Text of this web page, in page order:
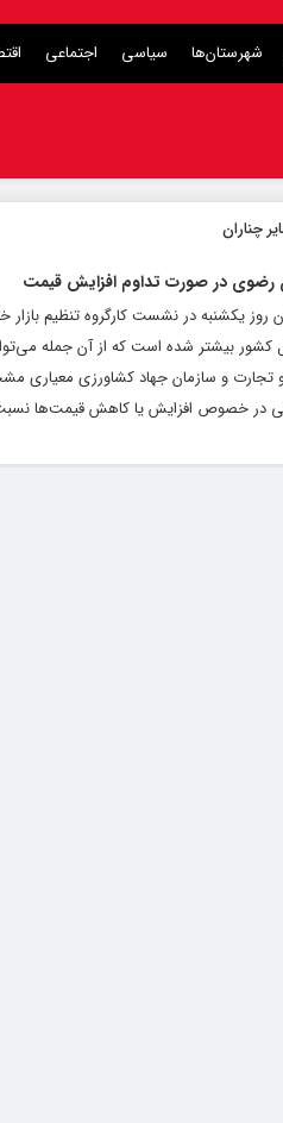
شهرستان‌ها سیاسی اجتماعی
رضوی در صورت تداوم افزایش قیمت
روز یکشنبه در نشست کارگروه تنظیم
بیشتر شده است که از آن جمله
تجارت و سازمان جهاد کشاورزی
در خصوص افزایش یا کاهش قیمت‌ها